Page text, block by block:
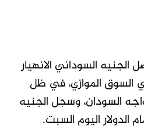
السوداني الانهيار
السوق الموازي، في ظل
السودان، وسجل الجنيه
اليوم السبت.